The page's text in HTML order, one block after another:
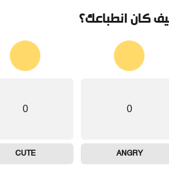
كان انطباعك؟
0
ANGRY
0
CUTE